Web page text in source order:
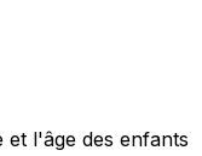
et l'âge des enfants